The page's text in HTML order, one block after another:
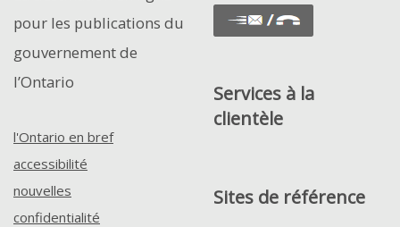
pour les publications du
gouvernement de
l’Ontario
l'Ontario en bref
accessibilité
nouvelles
confidentialité
Services à la
clientèle
Sites de référence